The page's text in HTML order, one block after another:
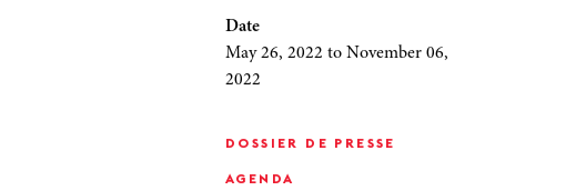
Date
May 26, 2022 to November 06,
2022
DOSSIER DE PRESSE
AGENDA